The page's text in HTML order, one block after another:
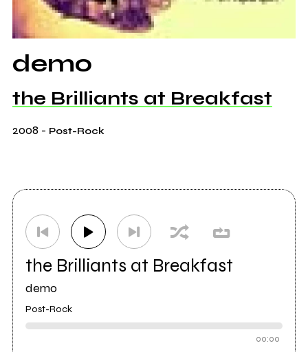
demo
the Brilliants at Breakfast
2008 - Post-Rock
the Brilliants at Breakfast
demo
Post-Rock
00:00